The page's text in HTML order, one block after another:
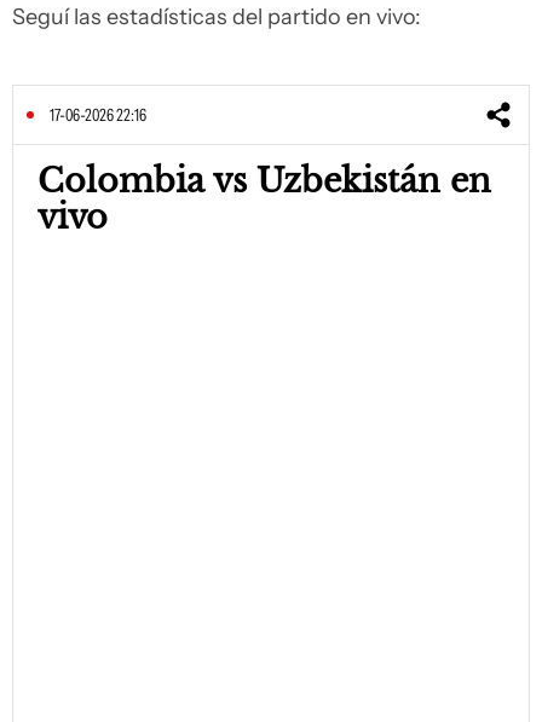
Seguí las estadísticas del partido en vivo:
17-06-2026 22:16
Colombia vs Uzbekistán en
vivo